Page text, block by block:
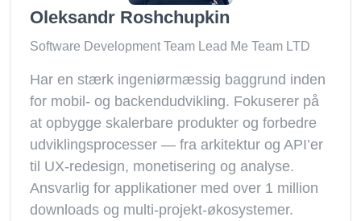
Oleksandr Roshchupkin
Software Development Team Lead Me Team LTD
Har en stærk ingeniørmæssig baggrund inden
for mobil- og backendudvikling. Fokuserer på
at opbygge skalerbare produkter og forbedre
udviklingsprocesser — fra arkitektur og API’er
til UX-redesign, monetisering og analyse.
Ansvarlig for applikationer med over 1 million
downloads og multi-projekt-økosystemer.